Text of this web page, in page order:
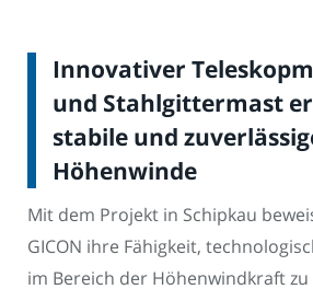
Innovativer
und Stahlgittermast
stabile und
Höhenwinde
Mit dem Projekt in Schipkau
GICON ihre Fähigkeit,
im Bereich der Höhenwindkraft zu